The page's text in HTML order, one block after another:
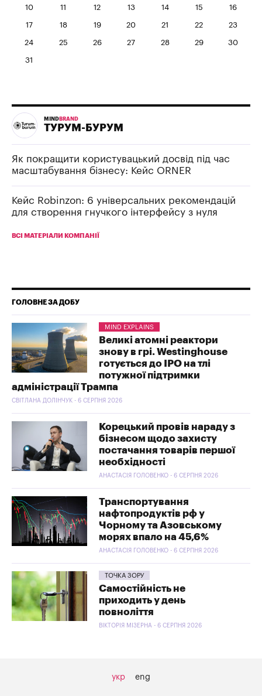
10 11 12 13 14 15 16
17 18 19 20 21 22 23
24 25 26 27 28 29 30
31
MIND BRAND
ТУРУМ-БУРУМ
Як покращити користувацький досвід під час
масштабування бізнесу: Кейс ORNER
Кейс Robinzon: 6 універсальних рекомендацій
для створення гнучкого інтерфейсу з нуля
ВСІ МАТЕРІАЛИ КОМПАНІЇ
ГОЛОВНЕ ЗА ДОБУ
MIND EXPLAINS
Великі атомні реактори
знову в грі. Westinghouse
готується до IPO на тлі
потужної підтримки
адміністрації Трампа
СВІТЛАНА ДОЛІНЧУК - 6 СЕРПНЯ 2026
Корецький провів нараду з
бізнесом щодо захисту
постачання товарів першої
необхідності
АНАСТАСІЯ ГОЛОВЕНКО - 6 СЕРПНЯ 2026
Транспортування
нафтопродуктів рф у
Чорному та Азовському
морях впало на 45,6%
АНАСТАСІЯ ГОЛОВЕНКО - 6 СЕРПНЯ 2026
ТОЧКА ЗОРУ
Самостійність не
приходить у день
повноліття
ВІКТОРІЯ МІЗЕРНА - 6 СЕРПНЯ 2026
укр eng